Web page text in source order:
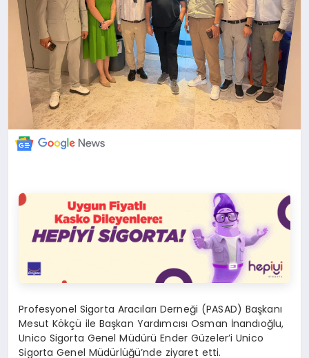
KÜNYE
İLETIŞIM
Profesyonel Sigorta Aracıları Derneği (PASAD) Başkanı
Mesut Kökçü ile Başkan Yardımcısı Osman İnandıoğlu,
Unico Sigorta Genel Müdürü Ender Güzeler’i Unico
Sigorta Genel Müdürlüğü’nde ziyaret etti.